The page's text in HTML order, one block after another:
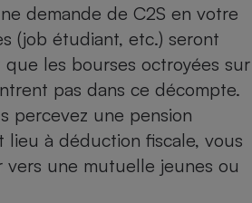
demande de C2S en votre
(job étudiant, etc.) seront
que les bourses octroyées sur
pas dans ce décompte.
percevez une pension
lieu à déduction fiscale, vous
une mutuelle jeunes ou